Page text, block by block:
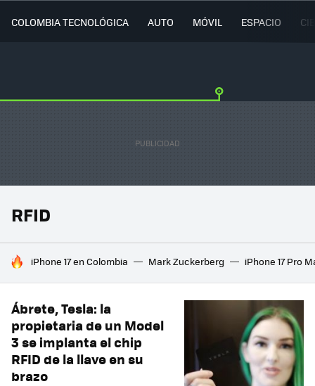
COLOMBIA TECNOLÓGICA AUTO MÓVIL ESPACIO
RFID
HOY SE HABLA DE
iPhone 17 en Colombia Mark Zuckerberg iPhone 17 Pro
Ábrete, Tesla: la
propietaria de un Model
3 se implanta el chip
RFID de la llave en su
brazo